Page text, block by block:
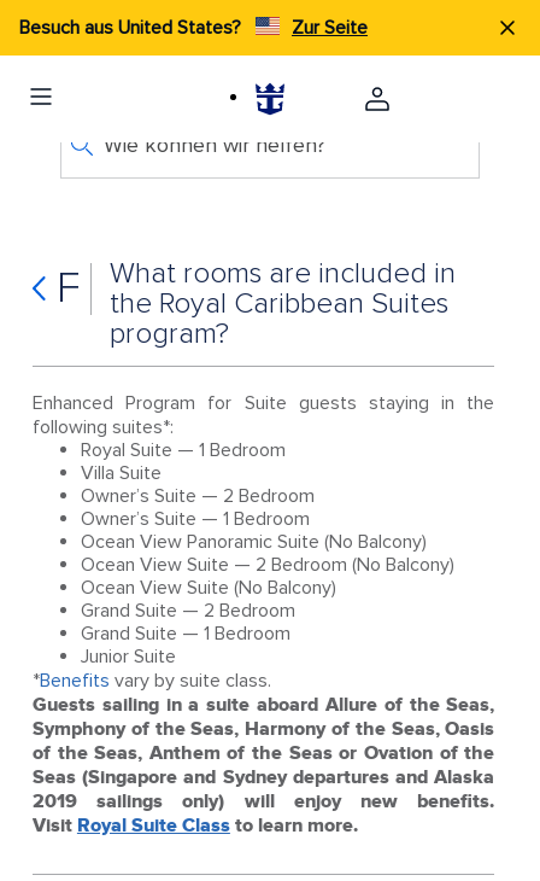
Besuch aus United States? Zur Seite
Wie können wir helfen?
F
What rooms are included in
the Royal Caribbean Suites
program?
Enhanced Program for Suite guests staying in the
following suites*:
Royal Suite — 1 Bedroom
Villa Suite
Owner’s Suite — 2 Bedroom
Owner’s Suite — 1 Bedroom
Ocean View Panoramic Suite (No Balcony)
Ocean View Suite — 2 Bedroom (No Balcony)
Ocean View Suite (No Balcony)
Grand Suite — 2 Bedroom
Grand Suite — 1 Bedroom
Junior Suite
*Benefits vary by suite class.
Guests sailing in a suite aboard Allure of the Seas,
Symphony of the Seas, Harmony of the Seas, Oasis
of the Seas, Anthem of the Seas or Ovation of the
Seas (Singapore and Sydney departures and Alaska
2019 sailings only) will enjoy new benefits.
Visit Royal Suite Classto learn more.